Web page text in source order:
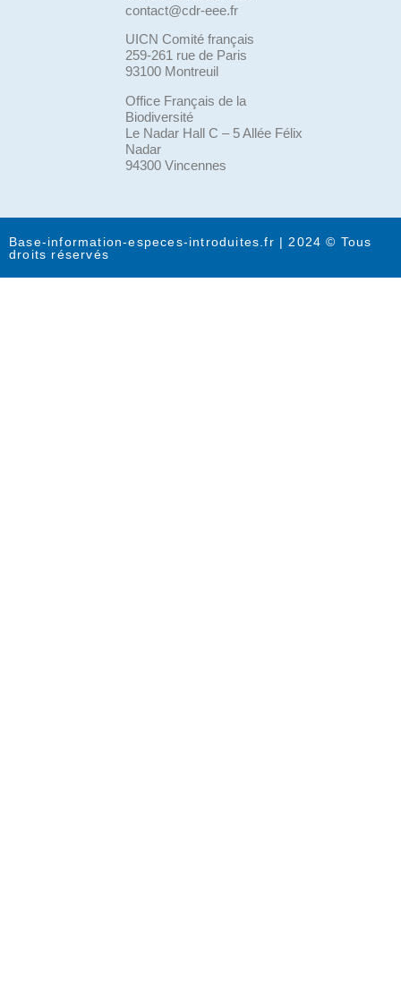
contact@cdr-eee.fr
UICN Comité français
259-261 rue de Paris
93100 Montreuil
Office Français de la
Biodiversité
Le Nadar Hall C – 5 Allée Félix
Nadar
94300 Vincennes
Base-information-especes-introduites.fr | 2024 © Tous
droits réservés